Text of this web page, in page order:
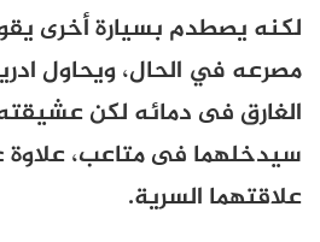
لكنه يصطدم بسيارة أخرى
مصرعه في الحال، ويحاول
الغارق فى دمائه لكن
سيدخلهما فى متاعب، علاوة
علاقتهما السرية.